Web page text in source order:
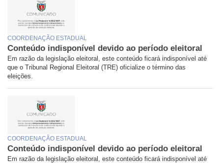
COORDENAÇÃO ESTADUAL
Conteúdo indisponível devido ao período eleitoral
Em razão da legislação eleitoral, este conteúdo ficará indisponível até
que o Tribunal Regional Eleitoral (TRE) oficialize o término das
eleições.
COORDENAÇÃO ESTADUAL
Conteúdo indisponível devido ao período eleitoral
Em razão da legislação eleitoral, este conteúdo ficará indisponível até